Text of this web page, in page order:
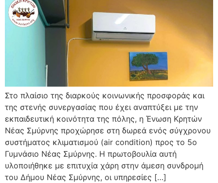
Στο πλαίσιο της διαρκούς κοινωνικής προσφοράς και
της στενής συνεργασίας που έχει αναπτύξει με την
εκπαιδευτική κοινότητα της πόλης, η Ένωση Κρητών
Νέας Σμύρνης προχώρησε στη δωρεά ενός σύγχρονου
συστήματος κλιματισμού (air condition) προς το 5ο
Γυμνάσιο Νέας Σμύρνης. Η πρωτοβουλία αυτή
υλοποιήθηκε με επιτυχία χάρη στην άμεση συνδρομή
του Δήμου Νέας Σμύρνης, οι υπηρεσίες […]